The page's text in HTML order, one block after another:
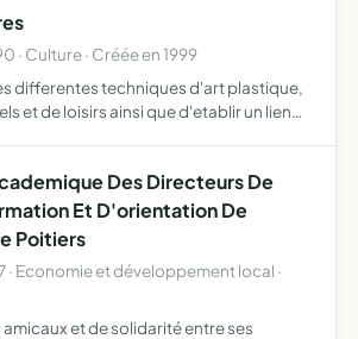
· Culture · Créée en 1999
differentes techniques d'art plastique,
et de loisirs ainsi que d'etablir un lien
Des Directeurs De
Et D'orientation De
Poitiers
· Economie et développement local ·
et de solidarité entre ses